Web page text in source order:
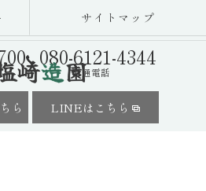
080-6121-4344
直通電話
ら LINEはこちら
サイトマップ
ら塩崎造園 ALL RIGHTS RESERVED.